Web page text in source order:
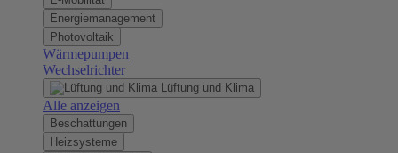
Energiemanagement
Photovoltaik
Wärmepumpen
Wechselrichter
Lüftung und Klima
Alle anzeigen
Beschattungen
Heizsysteme